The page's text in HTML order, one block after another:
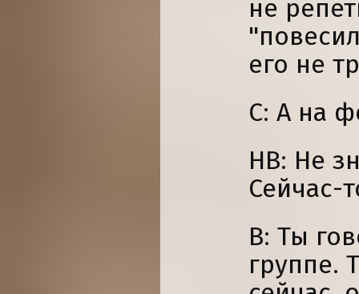
не
его не
С: А на
НВ: Не
Сейчас-
В: Ты
группе.